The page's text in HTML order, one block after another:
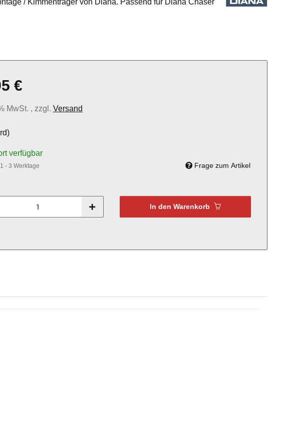
/ Kimmenträger von Diana. Passend für Diana Chaser
€
MwSt. , zzgl. Versand
verfügbar
1 - 3 Werktage Frage zum Artikel
In den Warenkorb